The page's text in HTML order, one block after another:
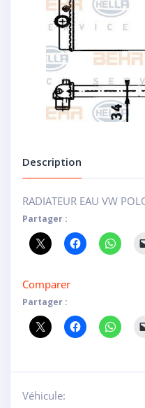
Description
RADIATEUR EAU VW
Partager :
Comparer
Partager :
Véhicule: